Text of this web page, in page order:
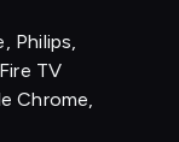
Philips,
TV
Chrome,